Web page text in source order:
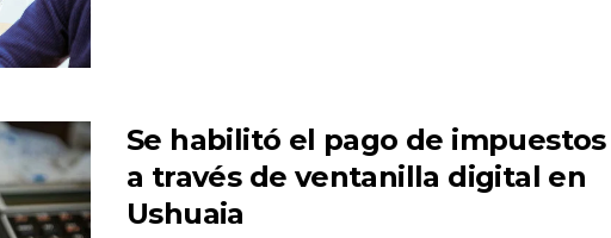
Se habilitó el pago de impuestos
a través de ventanilla digital en
Ushuaia